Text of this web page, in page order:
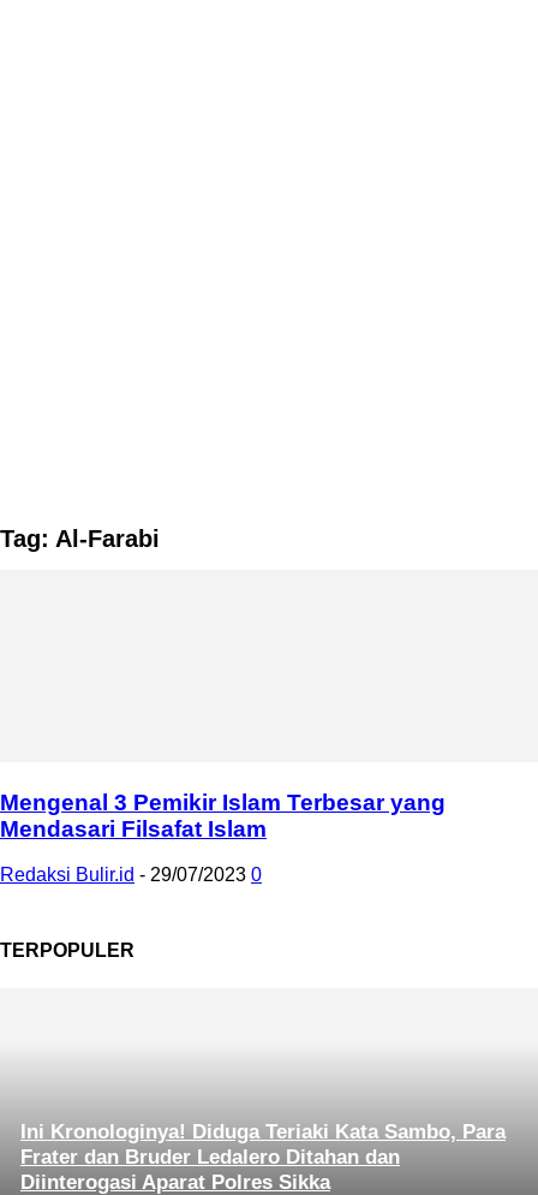
Tag: Al-Farabi
Mengenal 3 Pemikir Islam Terbesar yang
Mendasari Filsafat Islam
Redaksi Bulir.id - 29/07/2023 0
TERPOPULER
Ini Kronologinya! Diduga Teriaki Kata Sambo, Para
Frater dan Bruder Ledalero Ditahan dan
Diinterogasi Aparat Polres Sikka